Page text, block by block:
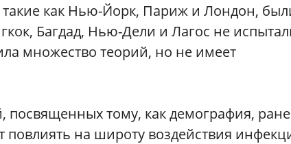
как Нью-Йорк, Париж и Лондон,
Багдад, Нью-Дели и Лагос не
множество теорий, но не имеет
посвященных тому, как демография,
повлиять на широту воздействия